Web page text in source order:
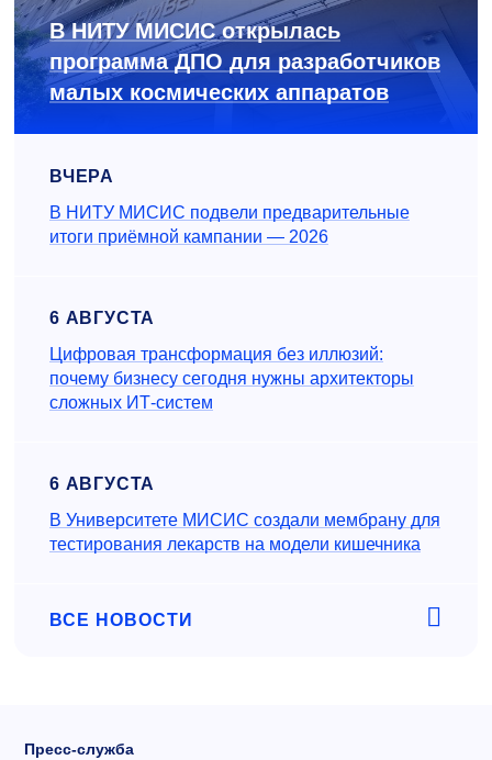
В НИТУ МИСИС открылась
программа ДПО для разработчиков
малых космических аппаратов
ВЧЕРА
В НИТУ МИСИС подвели предварительные
итоги приёмной кампании — 2026
6 АВГУСТА
Цифровая трансформация без иллюзий:
почему бизнесу сегодня нужны архитекторы
сложных ИТ-систем
6 АВГУСТА
В Университете МИСИС создали мембрану для
тестирования лекарств на модели кишечника
ВСЕ НОВОСТИ
Пресс-служба